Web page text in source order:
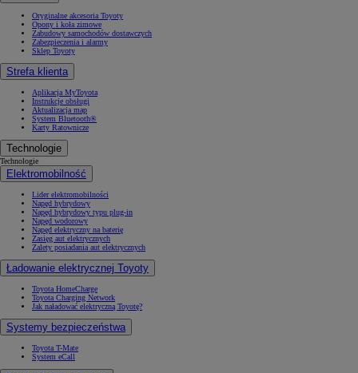
Oryginalne akcesoria Toyoty
Opony i koła zimowe
Zabudowy samochodów dostawczych
Zabezpieczenia i alarmy
Sklep Toyoty
Strefa klienta
Aplikacja MyToyota
Instrukcje obsługi
Aktualizacja map
System Bluetooth®
Karty Ratownicze
Technologie
Technologie
Elektromobilność
Lider elektromobilności
Napęd hybrydowy
Napęd hybrydowy typu plug-in
Napęd wodorowy
Napęd elektryczny na baterię
Zasięg aut elektrycznych
Zalety posiadania aut elektrycznych
Ładowanie elektrycznej Toyoty
Toyota HomeCharge
Toyota Charging Network
Jak naładować elektryczną Toyotę?
Systemy bezpieczeństwa
Toyota T-Mate
System eCall